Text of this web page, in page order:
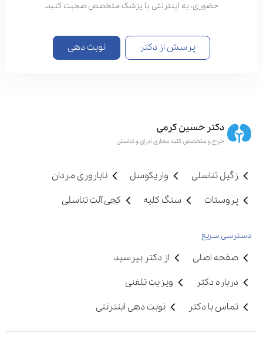
حضوری، به اینترنتی با پزشک متخصص صحبت کنید.
پرسش از دکتر نوبت دهی
زگیل تناسلی واریکوسل
ناباروری مردان
پروستات
سنگ کلیه کجی آلت تناسلی
دسترسی سریع
صفحه اصلی
از دکتر بپرسید
درباره دکتر
ویزیت تلفنی
تماس با دکتر
نوبت دهی اینترنتی